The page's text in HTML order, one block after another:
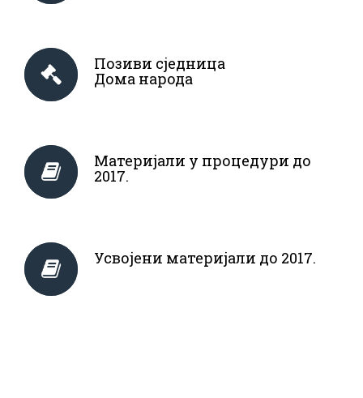
Позиви сједница
Дома народа
Материјали у процедури до
2017.
Усвојени материјали до 2017.